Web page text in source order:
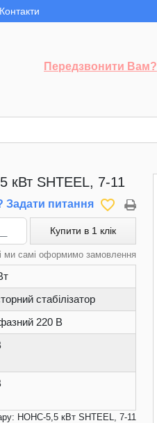
Контакти
Передзвонити Вам?
кВт SHTEEL, 7-11
Задати питання favorite_border
Купити в 1 клік
самі оформимо замовлення
стабілізатор
220 В
НОНС-5,5 кВт SHTEEL, 7-11